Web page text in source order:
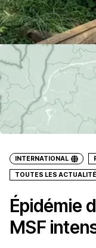
INTERNATIONAL
TOUTES LES
Épidémie
MSF